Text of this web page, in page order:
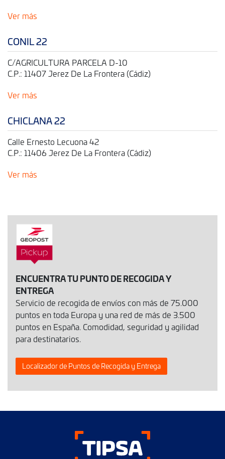
Ver más
CONIL 22
C/AGRICULTURA PARCELA D-10
C.P.: 11407 Jerez De La Frontera (Cádiz)
Ver más
CHICLANA 22
Calle Ernesto Lecuona 42
C.P.: 11406 Jerez De La Frontera (Cádiz)
Ver más
ENCUENTRA TU PUNTO DE RECOGIDA Y
ENTREGA
Servicio de recogida de envíos con más de 75.000
puntos en toda Europa y una red de más de 3.500
puntos en España. Comodidad, seguridad y agilidad
para destinatarios.
Localizador de Puntos de Recogida y Entrega